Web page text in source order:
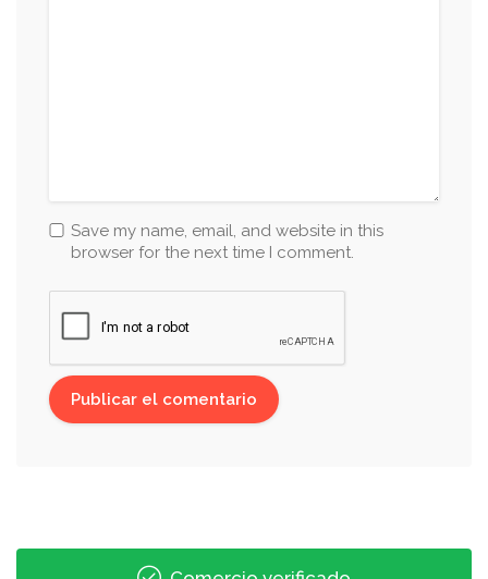
Save my name, email, and website in this
browser for the next time I comment.